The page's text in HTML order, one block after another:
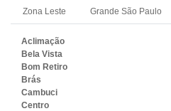
Zona Leste Grande São Paulo
Aclimação
Bela Vista
Bom Retiro
Brás
Cambuci
Centro